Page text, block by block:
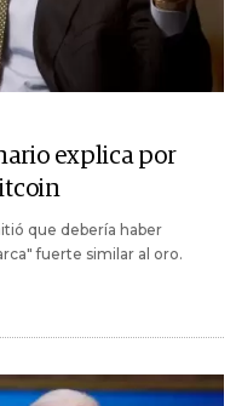
explica por
que debería haber
fuerte similar al oro.